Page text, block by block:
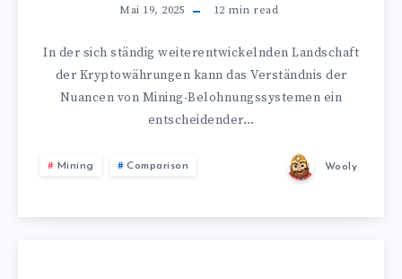
Mai 19, 2025 12 min read
In der sich ständig weiterentwickelnden Landschaft
der Kryptowährungen kann das Verständnis der
Nuancen von Mining-Belohnungssystemen ein
entscheidender…
Mining Comparison Wooly